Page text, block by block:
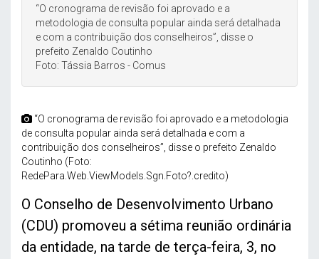
“O cronograma de revisão foi aprovado e a
metodologia de consulta popular ainda será detalhada
e com a contribuição dos conselheiros”, disse o
prefeito Zenaldo Coutinho
Foto: Tássia Barros - Comus
“O cronograma de revisão foi aprovado e a metodologia
de consulta popular ainda será detalhada e com a
contribuição dos conselheiros”, disse o prefeito Zenaldo
Coutinho (Foto:
RedePara.Web.ViewModels.Sgn.Foto?.credito)
O Conselho de Desenvolvimento Urbano
(CDU) promoveu a sétima reunião ordinária
da entidade, na tarde de terça-feira, 3, no